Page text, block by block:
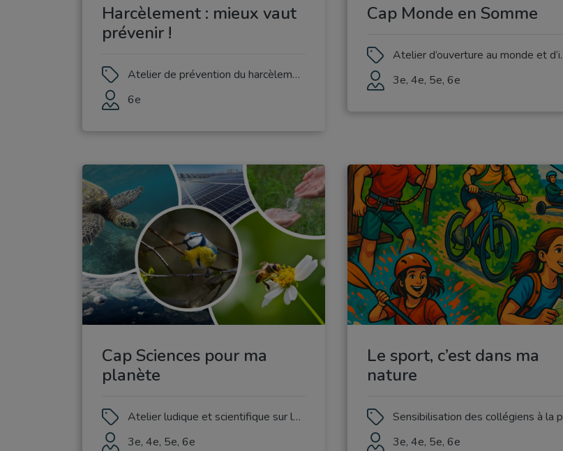
Harcèlement : mieux vaut
prévenir !
Atelier de prévention du harcèlement scolaire
6e
Cap Monde en Somme
Atelier d’ouverture au monde et d’initiation à la calligraphie pour dépasser les stéréotypes, promouvoir la diversité et l’enrichissement réciproque.
3e, 4e, 5e, 6e
Cap Sciences pour ma
planète
Atelier ludique et scientifique sur la thématique du développement durable
3e, 4e, 5e, 6e
Le sport, c’est dans ma
nature
Sensibilisation des collégiens à la pratique des sports de nature
3e, 4e, 5e, 6e